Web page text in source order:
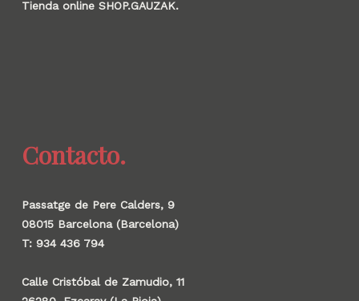
Tienda online SHOP.GAUZAK.
Contacto.
Passatge de Pere Calders, 9
08015 Barcelona (Barcelona)
T: 934 436 794
Calle Cristóbal de Zamudio, 11